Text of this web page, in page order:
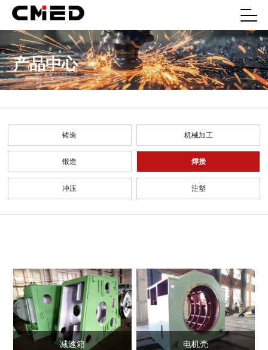
产品中心
铸造 机械加工
锻造 焊接
冲压 注塑
减速箱 电机壳